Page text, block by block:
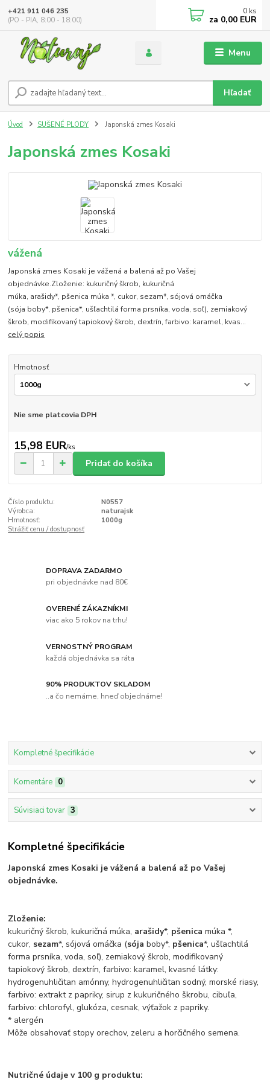
Menu
Hľadať
+421 911 046 235
(PO - PIA, 8:00 - 18:00)
0 ks
za 0,00 EUR
Úvod SUŠENÉ PLODY Japonská zmes Kosaki
Japonská zmes Kosaki
vážená
Japonská zmes Kosaki je vážená a balená až po Vašej
objednávke.Zloženie: kukuričný škrob, kukuričná
múka, arašidy*, pšenica múka *, cukor, sezam*, sójová omáčka
(sója boby*, pšenica*, ušľachtilá forma prsníka, voda, soľ), zemiakový
škrob, modifikovaný tapiokový škrob, dextrín, farbivo: karamel, kvas...
celý popis
Hmotnosť
Nie sme platcovia DPH
15,98 EUR/ks
Pridať do košíka
Číslo produktu:
N0557
Výrobca:
naturajsk
Hmotnosť:
1000g
Strážiť cenu / dostupnosť
DOPRAVA ZADARMO
pri objednávke nad 80€
OVERENÉ ZÁKAZNÍKMI
viac ako 5 rokov na trhu!
VERNOSTNÝ PROGRAM
každá objednávka sa ráta
90% PRODUKTOV SKLADOM
..a čo nemáme, hneď objednáme!
Kompletné špecifikácie
Komentáre 0
Súvisiaci tovar 3
Kompletné špecifikácie
Japonská zmes Kosaki je vážená a balená až po Vašej
objednávke.
Zloženie:
kukuričný škrob, kukuričná múka, arašidy*, pšenica múka *,
cukor, sezam*, sójová omáčka (sója boby*, pšenica*, ušľachtilá
forma prsníka, voda, soľ), zemiakový škrob, modifikovaný
tapiokový škrob, dextrín, farbivo: karamel, kvasné látky:
hydrogenuhličitan amónny, hydrogenuhličitan sodný, morské riasy,
farbivo: extrakt z papriky, sirup z kukuričného škrobu, cibuľa,
farbivo: chlorofyl, glukóza, cesnak, výťažok z papriky.
* alergén
Môže obsahovať stopy orechov, zeleru a horčičného semena.
Nutričné údaje v 100 g produktu: